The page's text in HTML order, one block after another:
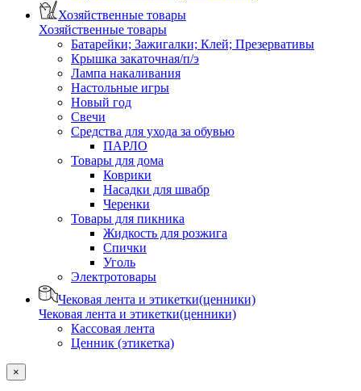
Хозяйственные товары
Хозяйственные товары
Батарейки; Зажигалки; Клей; Презервативы
Крышка закаточная/п/э
Лампа накаливания
Настольные игры
Новый год
Свечи
Средства для ухода за обувью
ПАРЛО
Товары для дома
Коврики
Насадки для швабр
Черенки
Товары для пикника
Жидкость для розжига
Спички
Уголь
Электротовары
Чековая лента и этикетки(ценники)
Чековая лента и этикетки(ценники)
Кассовая лента
Ценник (этикетка)
×